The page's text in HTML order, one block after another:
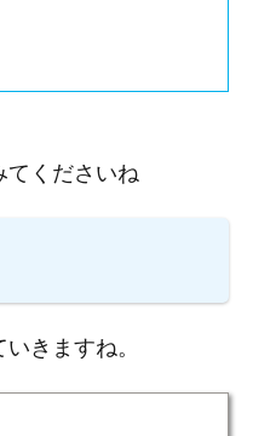
てくださいね
きますね。